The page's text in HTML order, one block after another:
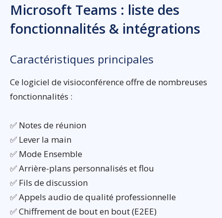
Microsoft Teams : liste des
fonctionnalités & intégrations
Caractéristiques principales
Ce logiciel de visioconférence offre de nombreuses
fonctionnalités :
✅ Notes de réunion
✅ Lever la main
✅ Mode Ensemble
✅ Arrière-plans personnalisés et flou
✅ Fils de discussion
✅ Appels audio de qualité professionnelle
✅ Chiffrement de bout en bout (E2EE)